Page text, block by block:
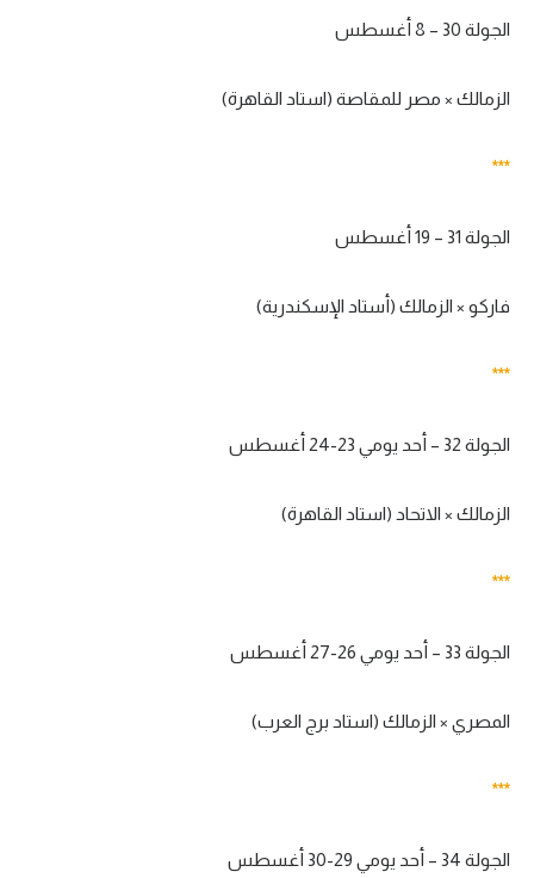
الجولة 30 – 8 أغسطس
الزمالك × مصر للمقاصة (استاد القاهرة)
***
الجولة 31 – 19 أغسطس
فاركو × الزمالك (أستاد الإسكندرية)
***
الجولة 32 – أحد يومي 23-24 أغسطس
الزمالك × الاتحاد (استاد القاهرة)
***
الجولة 33 – أحد يومي 26-27 أغسطس
المصري × الزمالك (استاد برج العرب)
***
الجولة 34 – أحد يومي 29-30 أغسطس